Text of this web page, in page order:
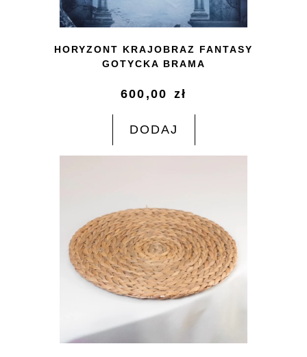
HORYZONT KRAJOBRAZ FANTASY
GOTYCKA BRAMA
600,00 zł
DODAJ